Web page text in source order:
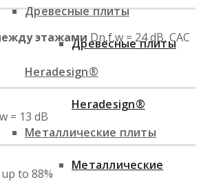
Древесные плиты
Heradesign®
Металлические плиты
Древесные плиты
Heradesign®
Металлические
этажами Dn,f,w = 24 dB, CAC
= 13 dB
up to 88%